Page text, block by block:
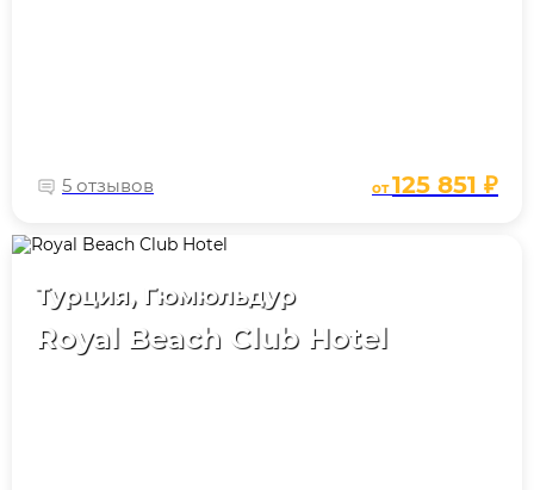
5 отзывов от125 851 ₽
Турция, Гюмюльдур
Royal Beach Club Hotel